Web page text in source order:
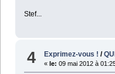
Stef...
4 Exprimez-vous ! /
« le: 09 mai 2012 à